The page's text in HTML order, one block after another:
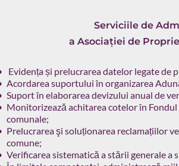
Serviciile de
a Asociației de
Evidența și prelucrarea datelor legate de
Acordarea suportului în organizarea
Suport în elaborarea devizului anual de
Monitorizează achitarea cotelor în
comunale;
Prelucrarea şi soluționarea reclamațiilor
comune;
Verificarea sistematică a stării generale a